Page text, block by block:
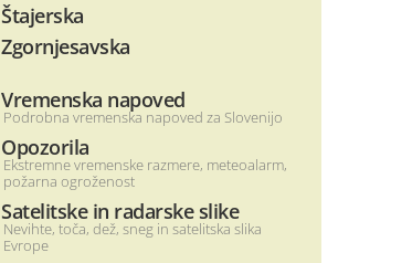
Štajerska
Zgornjesavska
Vremenska napoved
Podrobna vremenska napoved za Slovenijo
Opozorila
Ekstremne vremenske razmere, meteoalarm,
požarna ogroženost
Satelitske in radarske slike
Nevihte, toča, dež, sneg in satelitska slika
Evrope